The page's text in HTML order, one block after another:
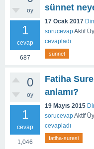
oy
1
cevap
687
sünnet
17 Ocak 2017
sorucevapAktif
cevapladı
sünnet
0
oy
1
cevap
1,046
Fatiha
anlamı?
19 Mayıs 2015
sorucevapAktif
cevapladı
fatiha-suresi